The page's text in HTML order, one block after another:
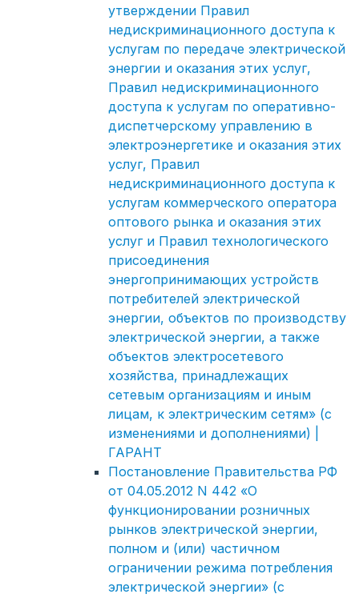
утверждении Правил
недискриминационного доступа к
услугам по передаче электрической
энергии и оказания этих услуг,
Правил недискриминационного
доступа к услугам по оперативно-
диспетчерскому управлению в
электроэнергетике и оказания этих
услуг, Правил
недискриминационного доступа к
услугам коммерческого оператора
оптового рынка и оказания этих
услуг и Правил технологического
присоединения
энергопринимающих устройств
потребителей электрической
энергии, объектов по производству
электрической энергии, а также
объектов электросетевого
хозяйства, принадлежащих
сетевым организациям и иным
лицам, к электрическим сетям» (с
изменениями и дополнениями) |
ГАРАНТ
Постановление Правительства РФ
от 04.05.2012 N 442 «О
функционировании розничных
рынков электрической энергии,
полном и (или) частичном
ограничении режима потребления
электрической энергии» (с